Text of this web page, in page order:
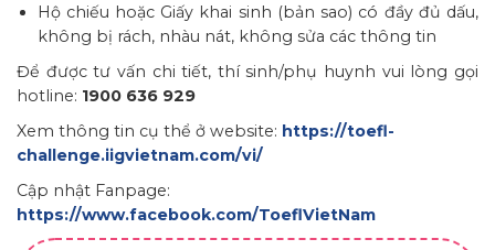
Hộ chiếu hoặc Giấy khai sinh (bản sao) có đầy đủ dấu,
không bị rách, nhàu nát, không sửa các thông tin
Để được tư vấn chi tiết, thí sinh/phụ huynh vui lòng gọi
hotline: 1900 636 929
Xem thông tin cụ thể ở website: https://toefl-
challenge.iigvietnam.com/vi/
Cập nhật Fanpage:
https://www.facebook.com/ToeflVietNam